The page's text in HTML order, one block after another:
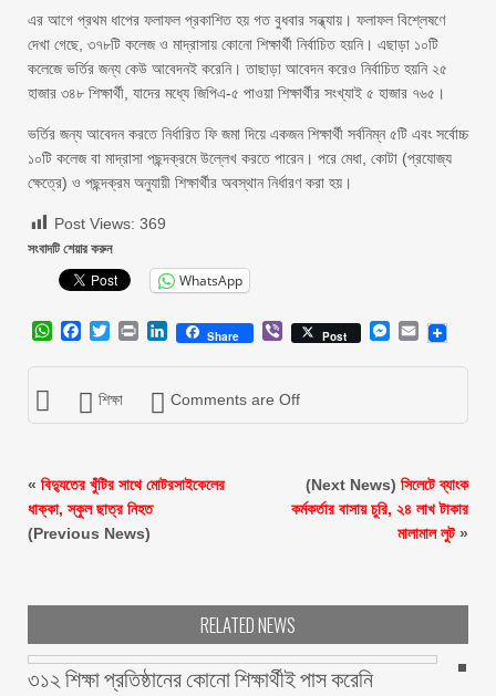
এর আগে প্রথম ধাপের ফলাফল প্রকাশিত হয় গত বুধবার সন্ধ্যায়। ফলাফল বিশ্লেষণে
দেখা গেছে, ৩৭৮টি কলেজ ও মাদ্রাসায় কোনো শিক্ষার্থী নির্বাচিত হয়নি। এছাড়া ১০টি
কলেজে ভর্তির জন্য কেউ আবেদনই করেনি। তাছাড়া আবেদন করেও নির্বাচিত হয়নি ২৫
হাজার ৩৪৮ শিক্ষার্থী, যাদের মধ্যে জিপিএ-৫ পাওয়া শিক্ষার্থীর সংখ্যাই ৫ হাজার ৭৬৫।
ভর্তির জন্য আবেদন করতে নির্ধারিত ফি জমা দিয়ে একজন শিক্ষার্থী সর্বনিম্ন ৫টি এবং সর্বোচ্চ
১০টি কলেজ বা মাদ্রাসা পছন্দক্রমে উল্লেখ করতে পারেন। পরে মেধা, কোটা (প্রযোজ্য
ক্ষেত্রে) ও পছন্দক্রম অনুযায়ী শিক্ষার্থীর অবস্থান নির্ধারণ করা হয়।
Post Views: 369
সংবাদটি শেয়ার করুন
WhatsApp
WhatsApp
Facebook
Twitter
Print LinkedIn
Share ViberPost Messenger
Email
শিক্ষা Comments are Off
« বিদ্যুতের খুঁটির সাথে মোটরসাইকেলের
ধাক্কা, স্কুল ছাত্র নিহত
(Previous News)
(Next News) সিলেটে ব্যাংক
কর্মকর্তার বাসায় চুরি, ২৪ লাখ টাকার
মালামাল লুট»
RELATED NEWS
৩১২ শিক্ষা প্রতিষ্ঠানের কোনো শিক্ষার্থীই পাস করেনি